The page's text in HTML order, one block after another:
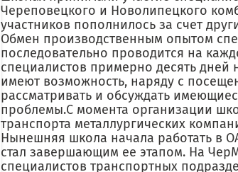
Череповецкого и Новолипецкого
участников пополнилось за счет
Обмен производственным опытом
последовательно проводится на
специалистов примерно десять дней
имеют возможность, наряду с
рассматривать и обсуждать
проблемы.С момента организации
транспорта металлургических
Нынешняя школа начала работать в
стал завершающим ее этапом. На
специалистов транспортных